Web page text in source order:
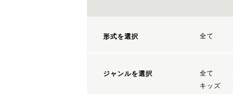
形式を選択 全て
ジャンルを選択 全て
キッズ